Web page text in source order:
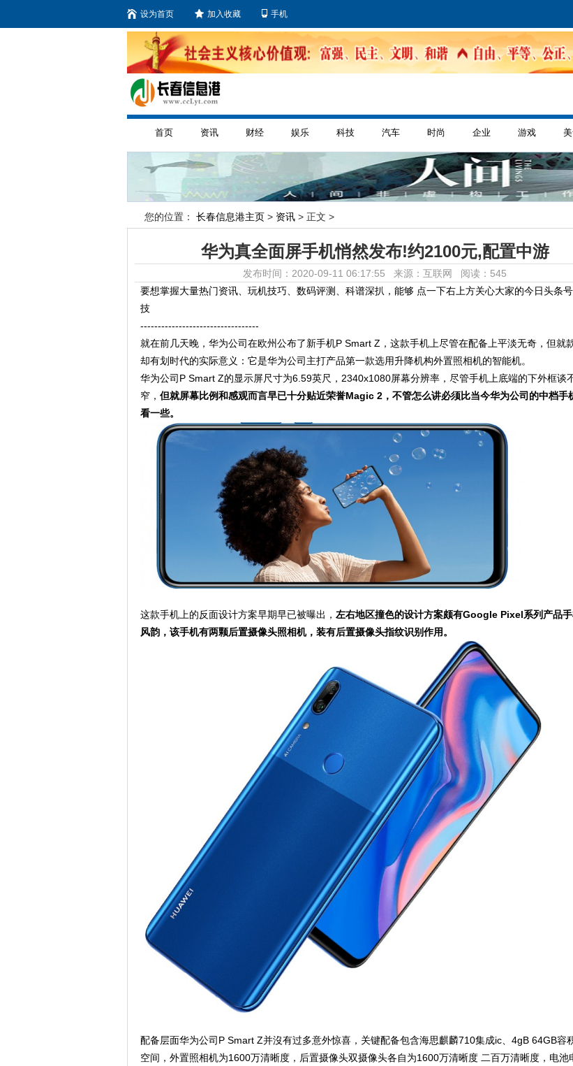
设为首页 加入收藏 手机
首页 资讯 财经 娱乐 科技 汽车 时尚 企业 游戏
您的位置： 长春信息港主页 > 资讯 > 正文 >
华为真全面屏手机悄然发布!约2100元,配置中游
发布时间：2020-09-11 06:17:55 来源：互联网 阅读：545
要想掌握大量热门资讯、玩机技巧、数码评测、科谱深扒，能够 点一下右上方关心大家的今日头条
技
----------------------------------
就在前几天晚，华为公司在欧州公布了新手机P Smart Z，这款手机上尽管在配备上平淡无奇，但就
却有划时代的实际意义：它是华为公司主打产品第一款选用升降机构外置照相机的智能机。
华为公司P Smart Z的显示屏尺寸为6.59英尺，2340x1080屏幕分辨率，尽管手机上底端的下外框谈
窄， 但就屏幕比例和感观而言早已十分贴近荣誉Magic 2，不管怎么讲必须比当今华为公司的中档手
看一些。
这款手机上的反面设计方案早期早已被曝出， 左右地区撞色的设计方案颇有Google Pixel系列产品
风韵，该手机有两颗后置摄像头照相机，装有后置摄像头指纹识别作用。
配备层面华为公司P Smart Z并沒有过多意外惊喜，关键配备包含海思麒麟710集成ic、4gB 64GB容
空间，外置照相机为1600万清晰度，后置摄像头双摄像头各自为1600万清晰度 二百万清晰度，电池